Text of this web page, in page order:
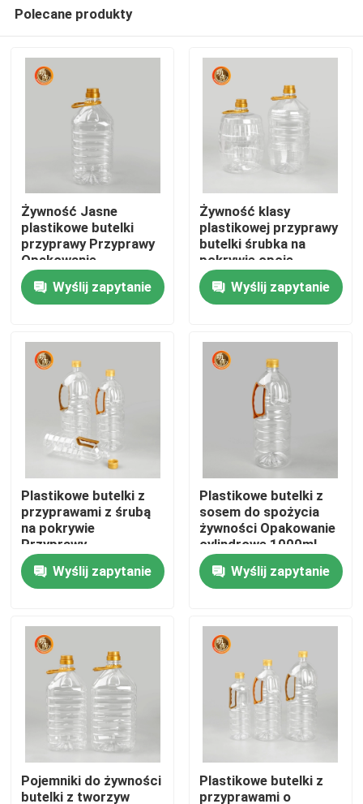
Produkty
Filmy
Pokaz VR
O nas
Wycieczka po fabryce
Kontrola jakości
Skontaktuj się z nami
Aktualności
Plastikowa butelka na pigułki
Polecane produkty
Żywność Jasne
plastikowe butelki
przyprawy Przyprawy
Opakowanie
cylindrowe 1000ml-
1800mlWyślij zapytanie
Żywność klasy
plastikowej przyprawy
butelki śrubka na
pokrywie opcje
niestandardowej wagi
Idealny dla przyprawy
opakowania
Wyślij zapytanie
Plastikowe butelki z
przyprawami z śrubą
na pokrywie
Przyprawy
opakowania 1000ml-
1800ml Pojemność
Wyślij zapytanie
Plastikowe butelki z
sosem do spożycia
żywności Opakowanie
cylindrowe 1000ml-
1800ml Pojemność
Wyślij zapytanie
Pojemniki do żywności
butelki z tworzyw
Plastikowe butelki z
przyprawami o